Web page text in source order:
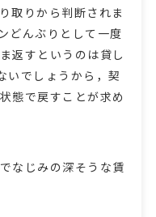
取りから判断されま
どんぶりとして一度
返すというのは貸し
いでしょうから，契
態で戻すことが求め
なじみの深そうな賃